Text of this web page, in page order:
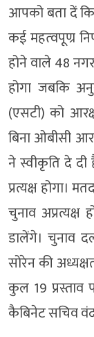
आपको बता दें
कई महत्‍वपूण्र
होने वाले 48
होगा जबकि
(एसटी) को
बिना ओबीसी
ने स्वीकृति दे
प्रत्यक्ष होगा।
चुनाव
डालेंगे। चुनाव
सोरेन की
कुल 19 प्रस्ताव
कैबिनेट सचिव